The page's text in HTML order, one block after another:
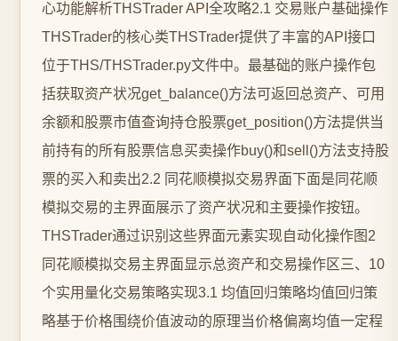
心功能解析THSTrader API全攻略2.1 交易账户基础操作
THSTrader的核心类THSTrader提供了丰富的API接口
位于THS/THSTrader.py文件中。最基础的账户操作包
括获取资产状况get_balance()方法可返回总资产、可用
余额和股票市值查询持仓股票get_position()方法提供当
前持有的所有股票信息买卖操作buy()和sell()方法支持股
票的买入和卖出2.2 同花顺模拟交易界面下面是同花顺
模拟交易的主界面展示了资产状况和主要操作按钮。
THSTrader通过识别这些界面元素实现自动化操作图2
同花顺模拟交易主界面显示总资产和交易操作区三、10
个实用量化交易策略实现3.1 均值回归策略均值回归策
略基于价格围绕价值波动的原理当价格偏离均值一定程